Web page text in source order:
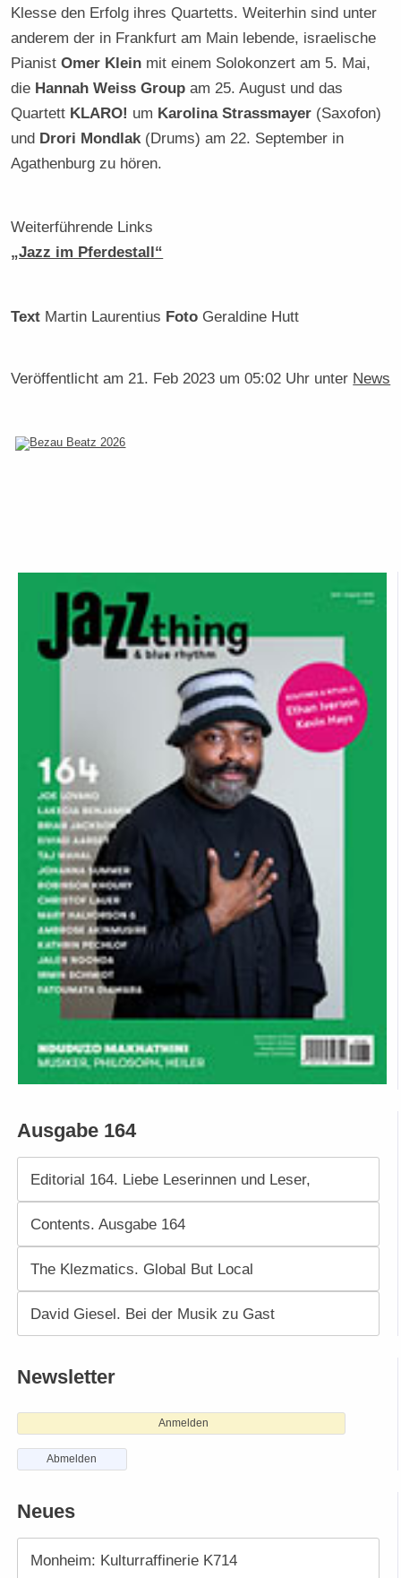
Klesse den Erfolg ihres Quartetts. Weiterhin sind unter
anderem der in Frankfurt am Main lebende, israelische
PianistOmer Klein mit einem Solokonzert am 5. Mai,
die Hannah Weiss Group am 25. August und das
Quartett KLARO! um Karolina Strassmayer (Saxofon)
und Drori Mondlak(Drums) am 22. September in
Agathenburg zu hören.
Weiterführende Links
„Jazz im Pferdestall“
Text Martin Laurentius Foto Geraldine Hutt
Veröffentlicht am 21. Feb 2023 um 05:02 Uhr unter News
Ausgabe 164
Editorial 164. Liebe Leserinnen und Leser,
Contents. Ausgabe 164
The Klezmatics. Global But Local
David Giesel. Bei der Musik zu Gast
Newsletter
Anmelden
Abmelden
Neues
Monheim: Kulturraffinerie K714